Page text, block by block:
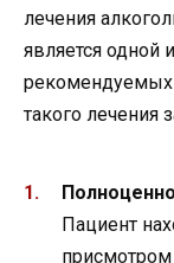
лечения
является
рекомендуемых
такого
Пациент